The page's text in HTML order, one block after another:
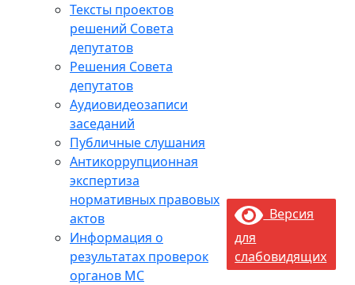
Тексты проектов
решений Совета
депутатов
Решения Совета
депутатов
Аудиовидеозаписи
заседаний
Публичные слушания
Антикоррупционная
экспертиза
нормативных правовых
актов
Информация о
результатах проверок
органов МС
Версия
для
слабовидящих